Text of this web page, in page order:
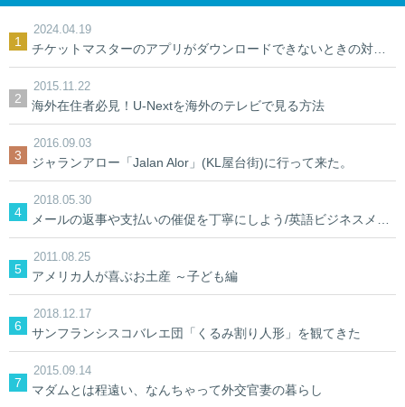
2024.04.19
チケットマスターのアプリがダウンロードできないときの対処法【裏ワザ】
2015.11.22
海外在住者必見！U-Nextを海外のテレビで見る方法
2016.09.03
ジャランアロー「Jalan Alor」(KL屋台街)に行って来た。
2018.05.30
メールの返事や支払いの催促を丁寧にしよう/英語ビジネスメール
2011.08.25
アメリカ人が喜ぶお土産 ～子ども編
2018.12.17
サンフランシスコバレエ団「くるみ割り人形」を観てきた
2015.09.14
マダムとは程遠い、なんちゃって外交官妻の暮らし